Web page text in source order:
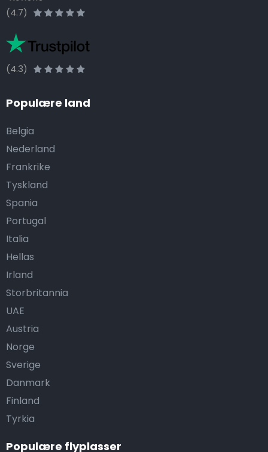
(4.7)
(4.3)
Populære land
Belgia
Nederland
Frankrike
Tyskland
Spania
Portugal
Italia
Hellas
Irland
Storbritannia
UAE
Austria
Norge
Sverige
Danmark
Finland
Tyrkia
Populære flyplasser